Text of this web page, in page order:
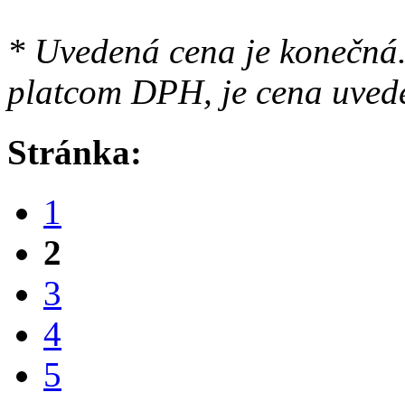
* Uvedená cena je
platcom DPH, je cena
Stránka:
1
2
3
4
5